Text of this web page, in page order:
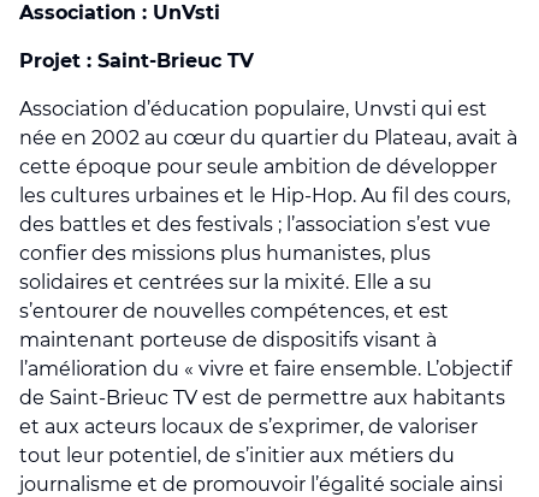
Association : UnVsti
Projet : Saint-Brieuc TV
Association d’éducation populaire, Unvsti qui est
née en 2002 au cœur du quartier du Plateau, avait à
cette époque pour seule ambition de développer
les cultures urbaines et le Hip-Hop. Au fil des cours,
des battles et des festivals ; l’association s’est vue
confier des missions plus humanistes, plus
solidaires et centrées sur la mixité. Elle a su
s’entourer de nouvelles compétences, et est
maintenant porteuse de dispositifs visant à
l’amélioration du « vivre et faire ensemble. L’objectif
de Saint-Brieuc TV est de permettre aux habitants
et aux acteurs locaux de s’exprimer, de valoriser
tout leur potentiel, de s’initier aux métiers du
journalisme et de promouvoir l’égalité sociale ainsi